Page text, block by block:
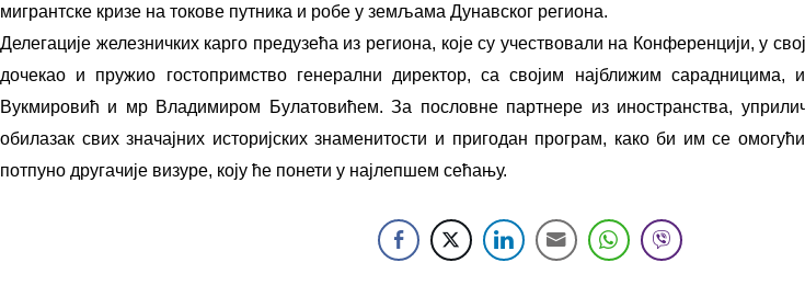
мигрантске кризе на токове путника и робе у земљама Дунавског региона.
Делегације железничких карго предузећа из региона, које су учествовали на Конференцији, у
дочекао и пружио гостопримство генерални директор, са својим најближим
Вукмировић и мр Владимиром Булатовићем. За пословне партнере из иностранства,
обилазак свих значајних историјских знаменитости и пригодан програм, како би им се
потпуно другачије визуре, коју ће понети у најлепшем сећању.